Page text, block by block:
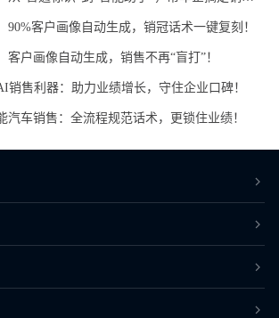
90%客户画像自动生成，销冠话术一键复刻！
客户画像自动生成，销售不再“盲打”！
售利器：助力业绩增长，守住企业口碑！
汽车销售：全流程规范话术，更锁住业绩！